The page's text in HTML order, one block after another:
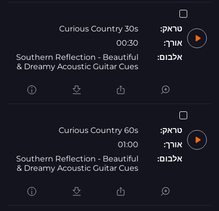
טראק:
Curious Country 30s
אורך:
00:30
אלבום:
Southern Reflection - Beautiful
& Dreamy Acoustic Guitar Cues
טראק:
Curious Country 60s
אורך:
01:00
אלבום:
Southern Reflection - Beautiful
& Dreamy Acoustic Guitar Cues